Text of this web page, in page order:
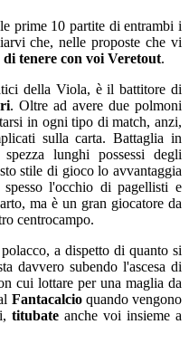
prime 10 partite di entrambi i
che, nelle proposte che vi
di tenere con voi Veretout.
della Viola, è il battitore di
. Oltre ad avere due polmoni
in ogni tipo di match, anzi,
sulla carta. Battaglia in
lunghi possessi degli
stile di gioco lo avvantaggia
l'occhio di pagellisti e
ma è un gran giocatore da
centrocampo.
a dispetto di quanto si
davvero subendo l'ascesa di
cui lottare per una maglia da
Fantacalcioquando vengono
titubateanche voi insieme a